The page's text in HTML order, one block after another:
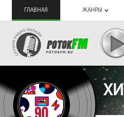
ГЛАВНАЯ ЖАНРЫ